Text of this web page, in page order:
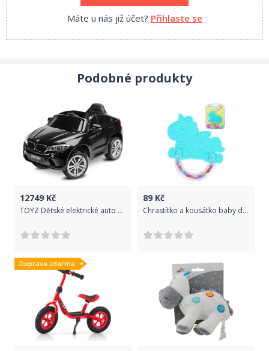
Máte u nás již účet? Přihlaste se
Podobné produkty
12749 Kč
TOYZ Dětské elektrické auto BMW X6 ČERNÁ
89 Kč
Chrastítko a kousátko baby dinosaurus plastové na kartě pro miminko
Doprava zdarma